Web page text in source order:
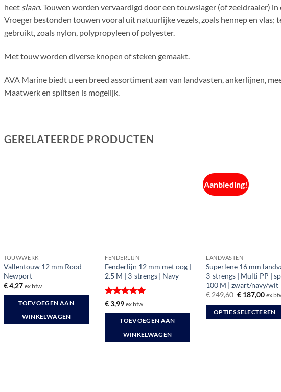
heet slaan. Touwen worden vervaardigd door een touwslager (of zeeldraaier)
Vroeger bestonden touwen vooral uit natuurlijke vezels, zoals hennep en vlas;
gebruikt, zoals nylon, polypropyleen of polyester.
Met touw worden diverse knopen of steken gemaakt.
AVA Marine biedt u een breed assortiment aan van landvasten, ankerlijnen,
Maatwerk en splitsen is mogelijk.
GERELATEERDE PRODUCTEN
TOUWWERK
Vallentouw 12 mm Rood
Newport
€4,27 ex btw
TOEVOEGEN AAN
WINKELWAGEN
FENDERLIJN
Fenderlijn 12 mm met oog |
2.5 M | 3-strengs | Navy
Gewaardeerd
€3,99 ex btw
TOEVOEGEN AAN
WINKELWAGEN
Aanbieding!
LANDVASTEN
Superlene 16 mm
3-strengs | Multi PP |
100 M | zwart/navy/wit
€249,60
was:
€ 249,60.
€ 187,00
is:
€
ex
OPTIES SELECTEREN